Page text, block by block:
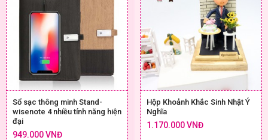
Sổ sạc thông minh Stand-
wisenote 4 nhiều tính năng hiện
đại
949.000 VNĐ
Hộp Khoảnh Khắc Sinh Nhật Ý
Nghĩa
1.170.000 VNĐ